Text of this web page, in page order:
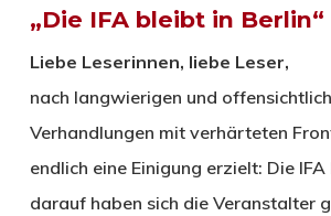
„Die IFA bleibt in Berlin“
Liebe Leserinnen, liebe Leser,
nach langwierigen und
Verhandlungen mit verhärteten
endlich eine Einigung erzielt: Die
darauf haben sich die Veranstalter